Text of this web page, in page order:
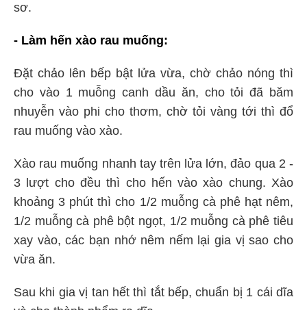
sơ.
- Làm hến xào rau muống:
Đặt chảo lên bếp bật lửa vừa, chờ chảo nóng thì
cho vào 1 muỗng canh dầu ăn, cho tỏi đã băm
nhuyễn vào phi cho thơm, chờ tỏi vàng tới thì đổ
rau muống vào xào.
Xào rau muống nhanh tay trên lửa lớn, đảo qua 2 -
3 lượt cho đều thì cho hến vào xào chung. Xào
khoảng 3 phút thì cho 1/2 muỗng cà phê hạt nêm,
1/2 muỗng cà phê bột ngọt, 1/2 muỗng cà phê tiêu
xay vào, các bạn nhớ nêm nếm lại gia vị sao cho
vừa ăn.
Sau khi gia vị tan hết thì tắt bếp, chuẩn bị 1 cái dĩa